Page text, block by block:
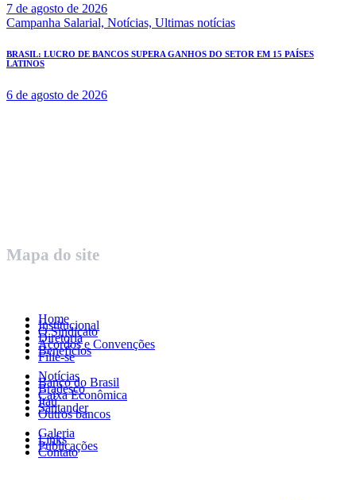
7 de agosto de 2026
Campanha Salarial, Notícias, Ultimas notícias
BRASIL: LUCRO DE BANCOS SUPERA GANHOS DO SETOR EM 15 PAÍSES
LATINOS
6 de agosto de 2026
Mapa do site
Home
Institucional
O Sindicato
Diretoria
Acordos e Convenções
Benefícios
Filie-se
Notícias
Banco do Brasil
Bradesco
Caixa Econômica
Itaú
Santander
Outros bancos
Galeria
Links
Publicações
Contato